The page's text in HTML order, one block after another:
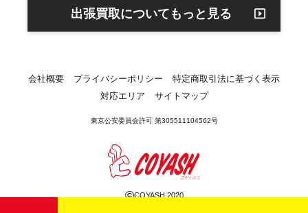
出張買取についてもっと見る
会社概要 プライバシーポリシー
特定商取引法に基づく表示
対応エリア
サイトマップ
東京公安委員会許可 第305511104562号
©COYASH 2020